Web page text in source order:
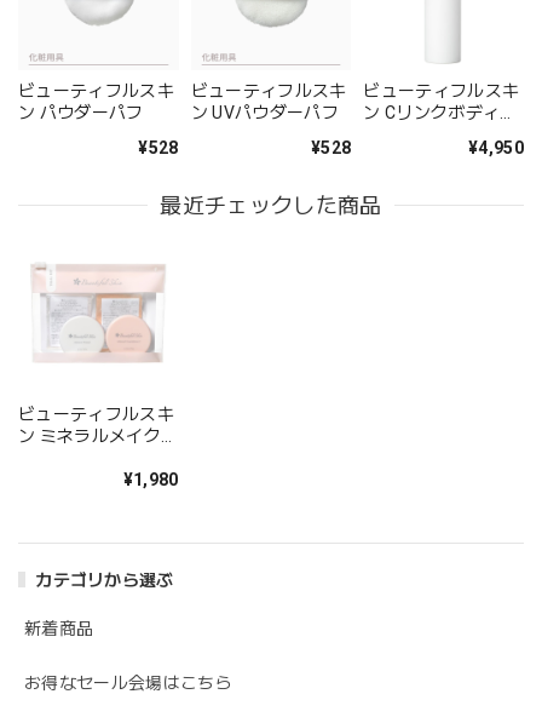
カテゴリから選ぶ
新着商品
お得なセール会場はこちら
ビューティフルスキ
ン パウダーパフ
¥528
ビューティフルスキ
ン UVパウダーパフ
¥528
ビューティフルスキ
ン Cリンクボディエ
¥4,950
最近チェックした商品
ビューティフルスキ
ン ミネラルメイクア
¥1,980